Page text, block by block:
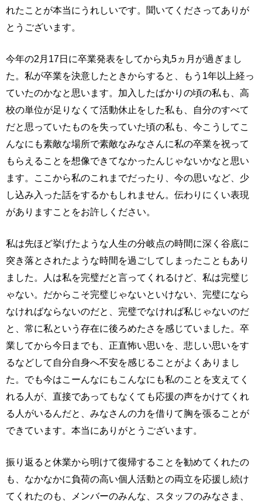
れたことが本当にうれしいです。聞いてくださってありが
とうございます。
今年の2月17日に卒業発表をしてから丸5ヵ月が過ぎまし
た。私が卒業を決意したときからすると、もう1年以上経っ
ていたのかなと思います。加入したばかりの頃の私も、高
校の単位が足りなくて活動休止をした私も、自分のすべて
だと思っていたものを失っていた頃の私も、今こうしてこ
んなにも素敵な場所で素敵なみなさんに私の卒業を祝って
もらえることを想像できてなかったんじゃないかなと思い
ます。ここから私のこれまでだったり、今の思いなど、少
し込み入った話をするかもしれません。伝わりにくい表現
がありますことをお許しください。
私は先ほど挙げたような人生の分岐点の時間に深く谷底に
突き落とされたような時間を過ごしてしまったこともあり
ました。人は私を完璧だと言ってくれるけど、私は完璧じ
ゃない。だからこそ完璧じゃないといけない、完璧になら
なければならないのだと、完璧でなければ私じゃないのだ
と、常に私という存在に後ろめたさを感じていました。卒
業してから今日までも、正直怖い思いを、悲しい思いをす
るなどして自分自身へ不安を感じることがよくありまし
た。でも今はこーんなにもこんなにも私のことを支えてく
れる人が、直接であってもなくても応援の声をかけてくれ
る人がいるんだと、みなさんの力を借りて胸を張ることが
できています。本当にありがとうございます。
振り返ると休業から明けて復帰することを勧めてくれたの
も、なかなかに負荷の高い個人活動との両立を応援し続け
てくれたのも、メンバーのみんな、スタッフのみなさま、